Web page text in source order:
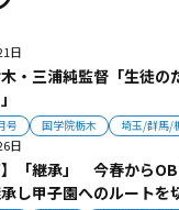
日
・三浦純監督「生徒の
号 国学院栃木 埼玉/群馬/
日
】「継承」 今春からOB
し甲子園へのルートを